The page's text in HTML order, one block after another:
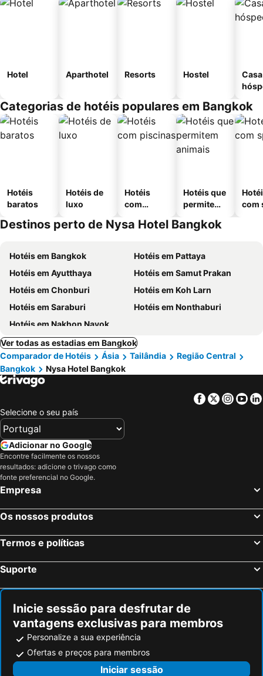
Hotel Aparthotel Resorts Hostel
Categorias de hotéis populares em Bangkok
Hotéis
baratos
Hotéis de
luxo
Hotéis
com
Hotéis que
permitem
com
Destinos perto de Nysa Hotel Bangkok
Hotéis em Bangkok
Hotéis em Pattaya
Hotéis em Ayutthaya
Hotéis em Samut Prakan
Hotéis em Chonburi
Hotéis em Koh Larn
Hotéis em Saraburi
Hotéis em Nonthaburi
Hotéis em Nakhon Nayok
Ver todas as estadias em Bangkok
Comparador de Hotéis
Ásia Tailândia
Região Central
Bangkok
Nysa Hotel Bangkok
Facebook
Twitter
Selecione o seu país
Adicionar no Google
Encontre facilmente os nossos
resultados: adicione o trivago como
fonte preferencial no Google.
Empresa
Os nossos produtos
Termos e políticas
Suporte
Inicie sessão para desfrutar de
vantagens exclusivas para membros
Personalize a sua experiência
Ofertas e preços para membros
Iniciar sessão